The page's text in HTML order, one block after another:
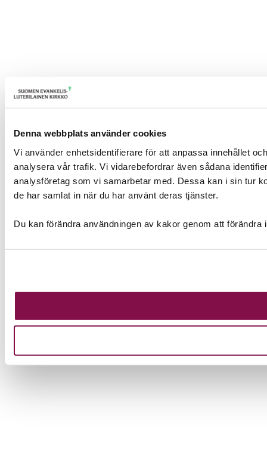
Denna webbplats använder cookies
Vi använder enhetsidentifierare för att anpassa innehållet
analysera vår trafik. Vi vidarebefordrar även sådana
analysföretag som vi samarbetar med. Dessa kan i sin tur
de har samlat in när du har använt deras tjänster.
Du kan förändra användningen av kakor genom att